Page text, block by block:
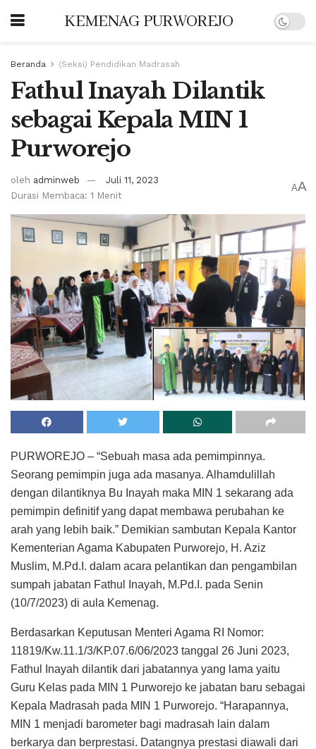
KEMENAG PURWOREJO
Beranda (Seksi) Pendidikan Madrasah
Fathul Inayah Dilantik
sebagai Kepala MIN 1
Purworejo
oleh adminweb
Juli 11, 2023
Durasi Membaca: 1 Menit
AA
PURWOREJO – “Sebuah masa ada pemimpinnya.
Seorang pemimpin juga ada masanya. Alhamdulillah
dengan dilantiknya Bu Inayah maka MIN 1 sekarang ada
pemimpin definitif yang dapat membawa perubahan ke
arah yang lebih baik.” Demikian sambutan Kepala Kantor
Kementerian Agama Kabupaten Purworejo, H. Aziz
Muslim, M.Pd.I. dalam acara pelantikan dan pengambilan
sumpah jabatan Fathul Inayah, M.Pd.I. pada Senin
(10/7/2023) di aula Kemenag.
Berdasarkan Keputusan Menteri Agama RI Nomor:
11819/Kw.11.1/3/KP.07.6/06/2023 tanggal 26 Juni 2023,
Fathul Inayah dilantik dari jabatannya yang lama yaitu
Guru Kelas pada MIN 1 Purworejo ke jabatan baru sebagai
Kepala Madrasah pada MIN 1 Purworejo. “Harapannya,
MIN 1 menjadi barometer bagi madrasah lain dalam
berkarya dan berprestasi. Datangnya prestasi diawali dari